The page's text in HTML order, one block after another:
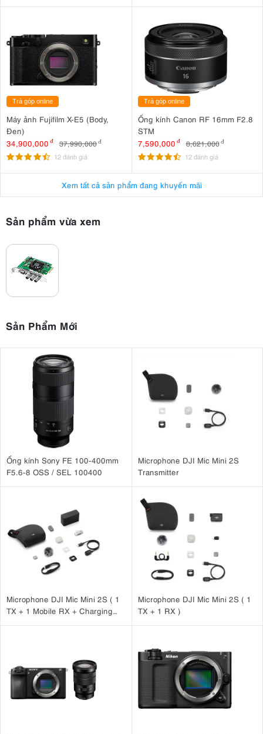
Trả góp online
Máy ảnh Fujifilm X-E5 (Body,
Đen)
34,900,000 đ 37,990,000đ
12 đánh giá
Trả góp online
Ống kính Canon RF 16mm F2.8
STM
7,590,000 đ 8,621,000 đ
12 đánh giá
Xem tất cả sản phẩm đang khuyến mãi
Sản phẩm vừa xem
Sản Phẩm Mới
Ống kính Sony FE 100-400mm
F5.6-8 OSS / SEL 100400
Microphone DJI Mic Mini 2S
Transmitter
Microphone DJI Mic Mini 2S ( 1
TX + 1 Mobile RX + Charging
Microphone DJI Mic Mini 2S ( 1
TX + 1 RX )